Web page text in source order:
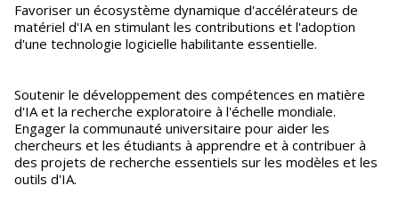
Favoriser un écosystème dynamique d'accélérateurs de
matériel d'IA en stimulant les contributions et l'adoption
d'une technologie logicielle habilitante essentielle.
Soutenir le développement des compétences en matière
d'IA et la recherche exploratoire à l'échelle mondiale.
Engager la communauté universitaire pour aider les
chercheurs et les étudiants à apprendre et à contribuer à
des projets de recherche essentiels sur les modèles et les
outils d'IA.